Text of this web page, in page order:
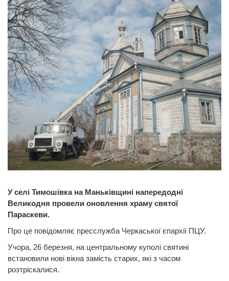
У селі Тимошівка на Маньківщині напередодні
Великодня провели оновлення храму святої
Параскеви.
Про це повідомляє пресслужба Черкаської єпархії ПЦУ.
Учора, 26 березня, на центральному куполі святині
встановили нові вікна замість старих, які з часом
розтріскалися.